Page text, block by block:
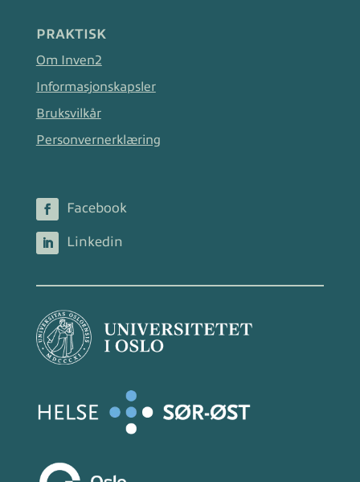
PRAKTISK
Om Inven2
Informasjonskapsler
Bruksvilkår
Personvernerklæring